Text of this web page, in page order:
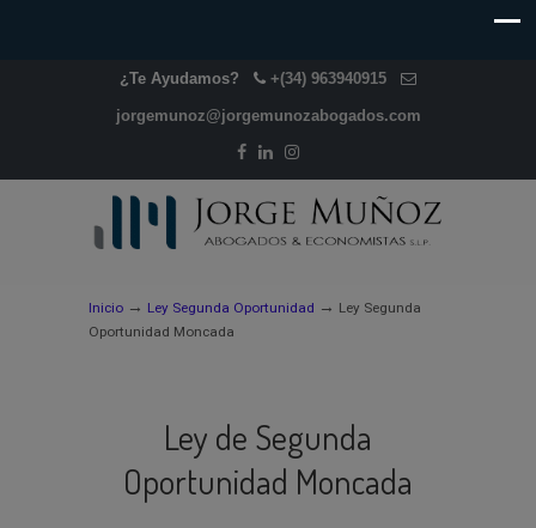
¿Te Ayudamos? +(34) 963940915
jorgemunoz@jorgemunozabogados.com
Inicio → Ley Segunda Oportunidad → Ley Segunda
Oportunidad Moncada
Ley de Segunda
Oportunidad Moncada